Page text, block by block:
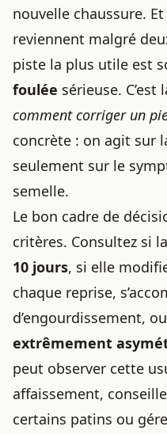
nouvelle chaussure.
reviennent malgré
piste la plus utile est
foulée sérieuse.
comment corriger un
concrète : on agit sur
seulement sur le
semelle.
Le bon cadre de
critères. Consultez si
10 jours, si elle
chaque reprise,
d’engourdissement,
extrêmement
peut observer cette
affaissement,
certains patins ou